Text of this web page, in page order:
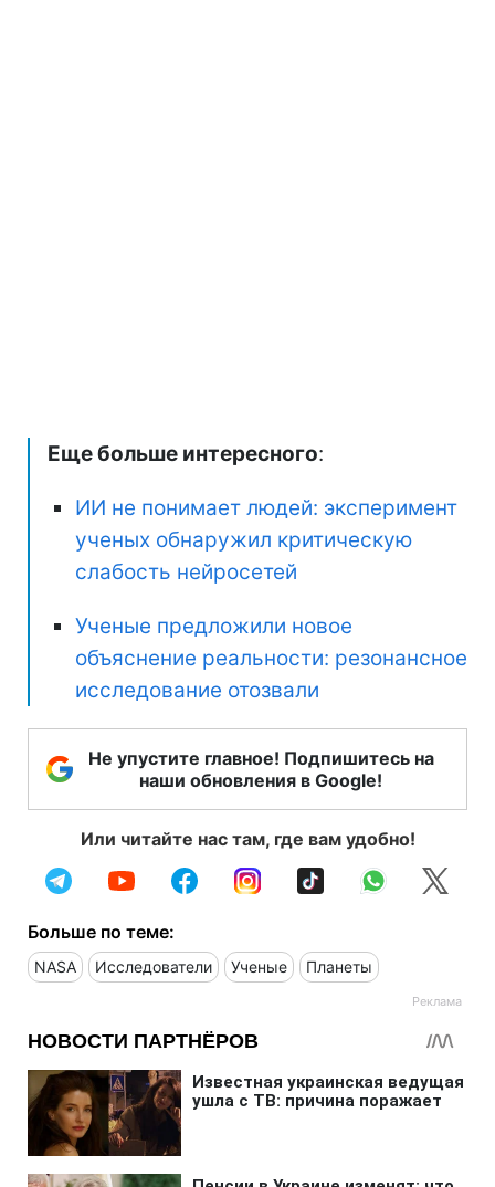
Еще больше интересного:
ИИ не понимает людей: эксперимент
ученых обнаружил критическую
слабость нейросетей
Ученые предложили новое
объяснение реальности: резонансное
исследование отозвали
Не упустите главное! Подпишитесь на
наши обновления в Google!
Или читайте нас там, где вам удобно!
Больше по теме:
NASA Исследователи Ученые Планеты